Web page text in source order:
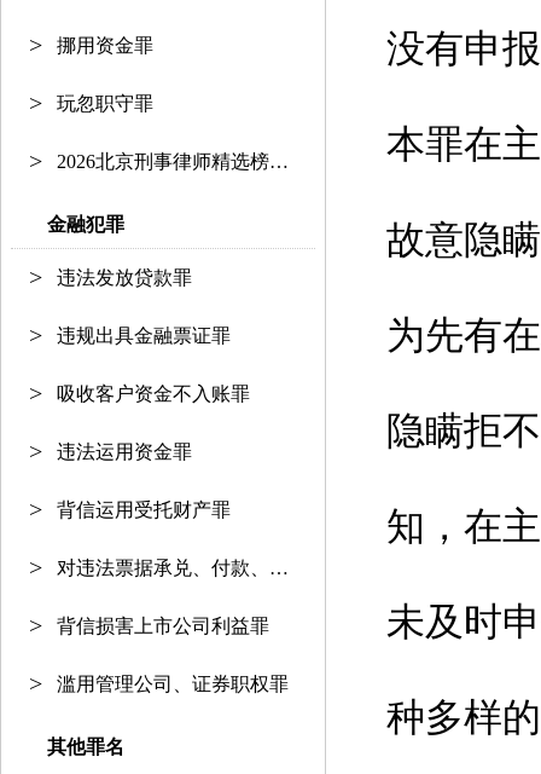
挪用资金罪
玩忽职守罪
2026北京刑事律师精选榜单：资深护
金融犯罪
违法发放贷款罪
违规出具金融票证罪
吸收客户资金不入账罪
违法运用资金罪
背信运用受托财产罪
对违法票据承兑、付款、保证罪
背信损害上市公司利益罪
滥用管理公司、证券职权罪
其他罪名
没有申
本罪在
故意隐
为先有
隐瞒拒
知，在
未及时
种多样